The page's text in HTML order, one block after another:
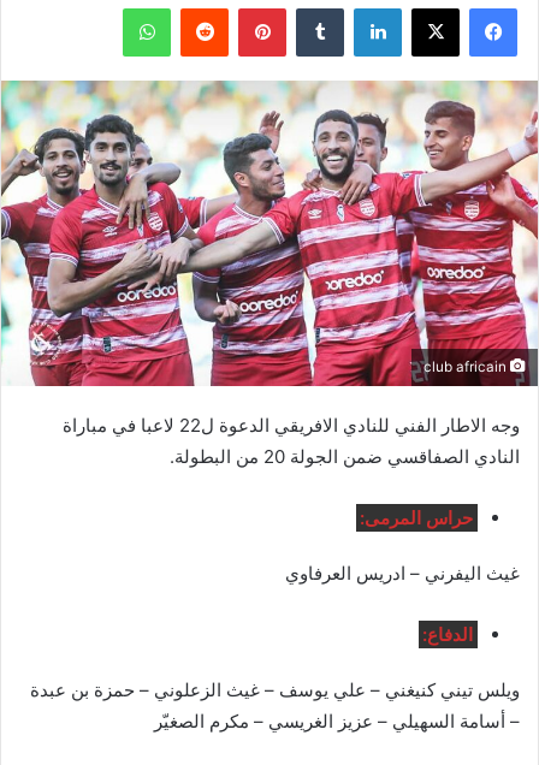
فيسبوك ‫X لينكدإن بينتيريست واتساب
وجه الاطار الفني للنادي الافريقي الدعوة ل22 لاعبا في مباراة
النادي الصفاقسي ضمن الجولة 20 من البطولة.
حراس المرمى:
غيث اليفرني – ادريس العرفاوي
الدفاع:
ويلس تيني كنيغني – علي يوسف – غيث الزعلوني – حمزة بن عبدة
– أسامة السهيلي – عزيز الغريسي – مكرم الصغيّر